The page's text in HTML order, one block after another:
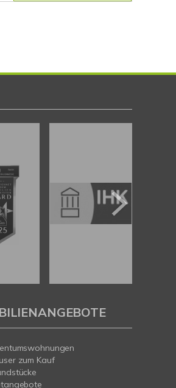
zum Kauf